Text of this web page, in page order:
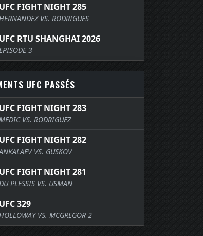
UFC FIGHT NIGHT 285
VS. RODRIGUES
UFC RTU SHANGHAI 2026
3
UFC PASSÉS
UFC FIGHT NIGHT 283
VS. RODRIGUEZ
UFC FIGHT NIGHT 282
VS. GUSKOV
UFC FIGHT NIGHT 281
PLESSIS VS. USMAN
UFC 329
VS. MCGREGOR 2